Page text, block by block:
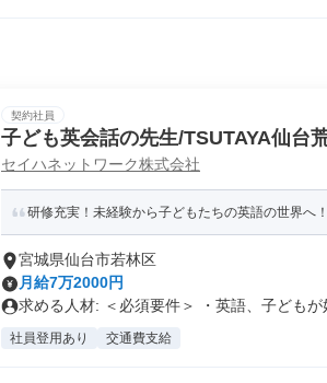
契約社員
子ども英会話の先生/TSUTAYA仙台
セイハネットワーク株式会社
研修充実！未経験から子どもたちの英語の世界へ！
宮城県仙台市若林区
月給7万2000円
求める人材: ＜必須要件＞ ・英語、子どもが
社員登用あり 交通費支給